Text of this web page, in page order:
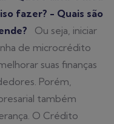
fazer? - Quais são
Ou seja, iniciar
de microcrédito
suas finanças
Porém,
também
O Crédito